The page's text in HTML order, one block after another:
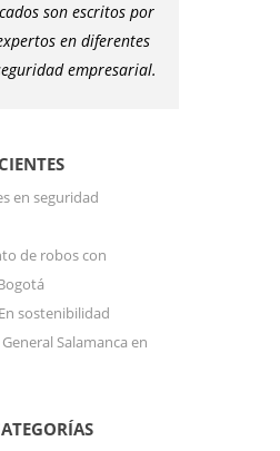
son escritos por
en diferentes
empresarial.
en seguridad
de robos con
sostenibilidad
Salamanca en